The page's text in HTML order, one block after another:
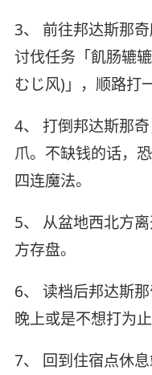
3、 前往邦达斯那
讨伐任务「飢肠辘
むじ风)」，顺路打
4、 打倒邦达斯那
爪。不缺钱的话，
四连魔法。
5、 从盆地西北方
方存盘。
6、 读档后邦达斯
晚上或是不想打为止
7、 回到住宿点休